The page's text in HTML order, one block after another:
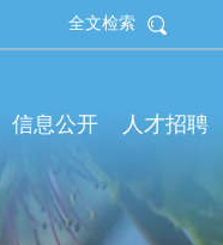
全文检索
信息公开 人才招聘